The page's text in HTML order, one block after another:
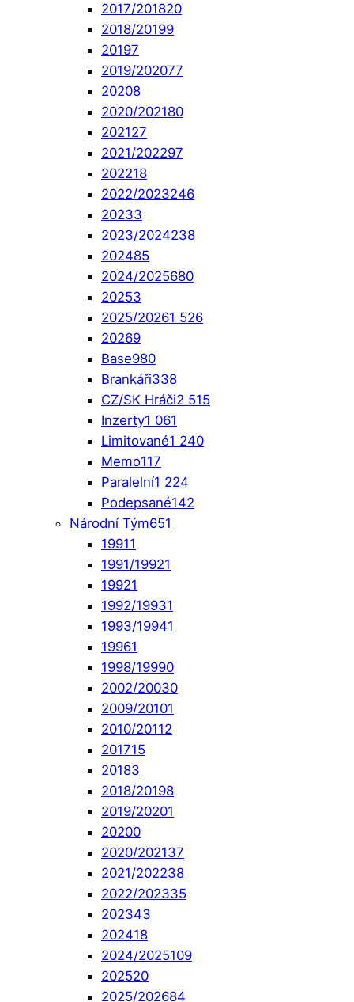
2017/201820
2018/20199
20197
2019/202077
20208
2020/202180
202127
2021/202297
202218
2022/2023246
20233
2023/2024238
202485
2024/2025680
20253
2025/20261 526
20269
Base980
Brankáři338
CZ/SK Hráči2 515
Inzerty1 061
Limitované1 240
Memo117
Paralelní1 224
Podepsané142
Národní Tým651
19911
1991/19921
19921
1992/19931
1993/19941
19961
1998/19990
2002/20030
2009/20101
2010/20112
201715
20183
2018/20198
2019/20201
20200
2020/202137
2021/202238
2022/202335
202343
202418
2024/2025109
202520
2025/202684